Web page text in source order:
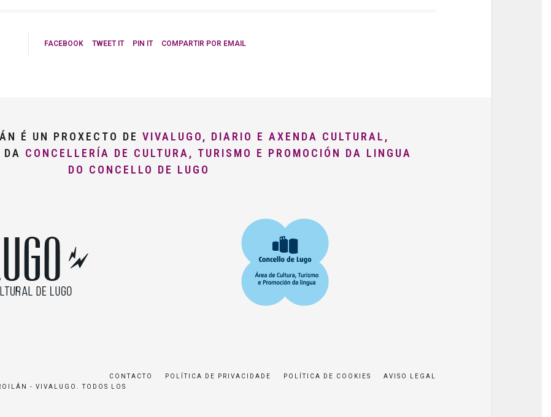
FACEBOOK TWEET IT PIN IT COMPARTIR POR EMAIL
É UN PROXECTO DE VIVALUGO, DIARIO E AXENDA CULTURAL,
CONCELLERÍA DE CULTURA, TURISMO E PROMOCIÓN DA LINGUA
DO CONCELLO DE LUGO
CONTACTO POLÍTICA DE PRIVACIDADE POLÍTICA DE COOKIES
AVISO LEGAL
- VIVALUGO. TODOS LOS